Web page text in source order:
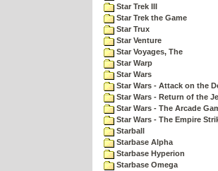
Star Trek III
Star Trek the Game
Star Trux
Star Venture
Star Voyages, The
Star Warp
Star Wars
Star Wars - Attack on the
Star Wars - Return of the
Star Wars - The Arcade
Star Wars - The Empire
Starball
Starbase Alpha
Starbase Hyperion
Starbase Omega